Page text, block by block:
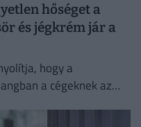
hőséget a
és jégkrém jár a
hogy a
a cégeknek az